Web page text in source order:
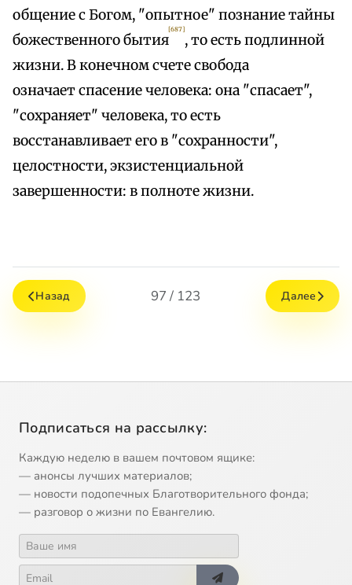
общение с Богом, "опытное" познание тайны
божественного бытия
[687]
, то есть подлинной
жизни. В конечном счете свобода
означает спасение человека: она "спасает",
"сохраняет" человека, то есть
восстанавливает его в "сохранности",
целостности, экзистенциальной
завершенности: в полноте жизни.
Назад 97 / 123 Далее
Подписаться на рассылку:
Каждую неделю в вашем почтовом ящике:
— анонсы лучших материалов;
— новости подопечных Благотворительного фонда;
— разговор о жизни по Евангелию.